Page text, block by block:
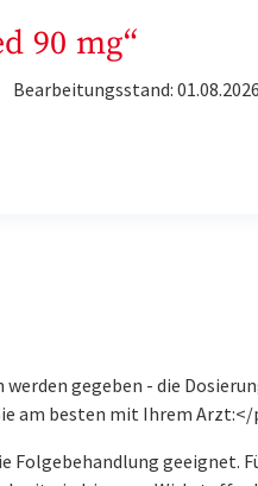
90 mg“
Bearbeitungsstand: 01.08.2026
gegeben - die
am besten mit Ihrem Arzt:</
Folgebehandlung geeignet.